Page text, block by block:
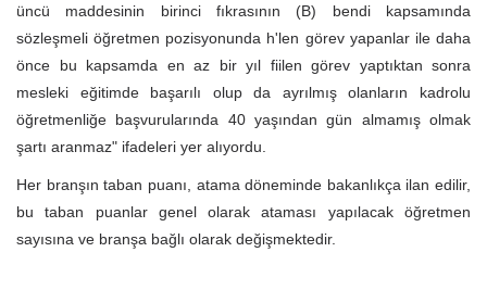
üncü maddesinin birinci fıkrasının (B) bendi kapsamında
sözleşmeli öğretmen pozisyonunda h'len görev yapanlar ile daha
önce bu kapsamda en az bir yıl fiilen görev yaptıktan sonra
mesleki eğitimde başarılı olup da ayrılmış olanların kadrolu
öğretmenliğe başvurularında 40 yaşından gün almamış olmak
şartı aranmaz" ifadeleri yer alıyordu.
Her branşın taban puanı, atama döneminde bakanlıkça ilan edilir,
bu taban puanlar genel olarak ataması yapılacak öğretmen
sayısına ve branşa bağlı olarak değişmektedir.